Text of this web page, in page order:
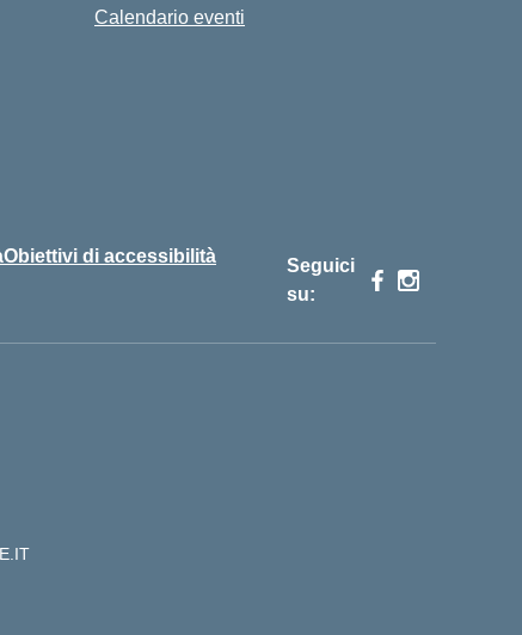
Calendario eventi
Obiettivi di accessibilità
Seguici
su: